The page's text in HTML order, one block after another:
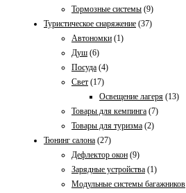
Тормозные системы (9)
Туристическое снаряжение (37)
Автономки (1)
Душ (6)
Посуда (4)
Свет (17)
Освещение лагеря (13)
Товары для кемпинга (7)
Товары для туризма (2)
Тюнинг салона (27)
Дефлектор окон (9)
Зарядные устройства (1)
Модульные системы багажников